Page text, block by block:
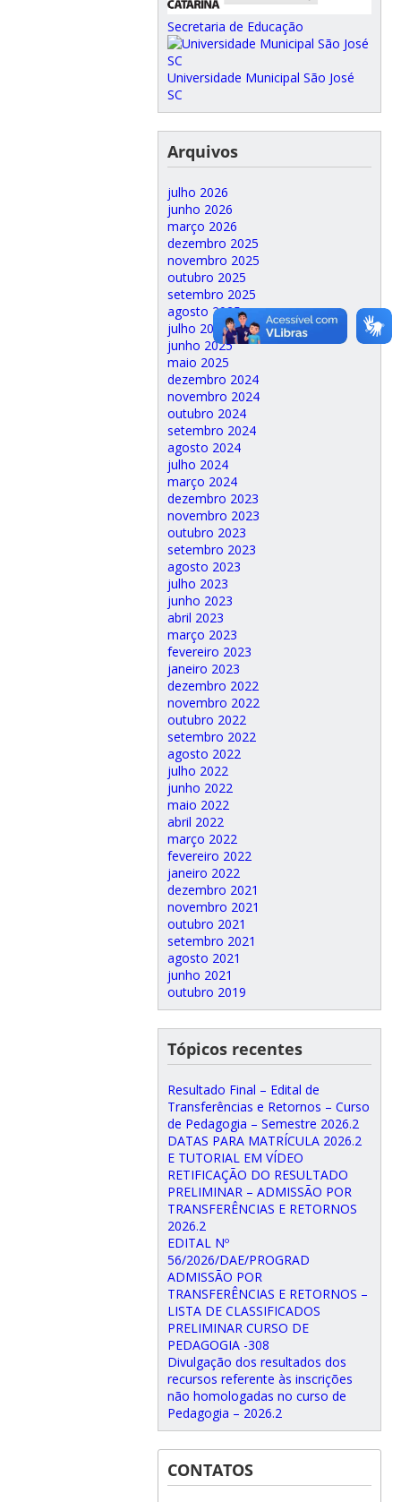
Secretaria de Educação
Universidade Municipal São José
SC
Arquivos
julho 2026
junho 2026
março 2026
dezembro 2025
novembro 2025
outubro 2025
setembro 2025
agosto 2025
julho 2025
junho 2025
maio 2025
dezembro 2024
novembro 2024
outubro 2024
setembro 2024
agosto 2024
julho 2024
março 2024
dezembro 2023
novembro 2023
outubro 2023
setembro 2023
agosto 2023
julho 2023
junho 2023
abril 2023
março 2023
fevereiro 2023
janeiro 2023
dezembro 2022
novembro 2022
outubro 2022
setembro 2022
agosto 2022
julho 2022
junho 2022
maio 2022
abril 2022
março 2022
fevereiro 2022
janeiro 2022
dezembro 2021
novembro 2021
outubro 2021
setembro 2021
agosto 2021
junho 2021
outubro 2019
Tópicos recentes
Resultado Final – Edital de
Transferências e Retornos – Curso
de Pedagogia – Semestre 2026.2
DATAS PARA MATRÍCULA 2026.2
E TUTORIAL EM VÍDEO
RETIFICAÇÃO DO RESULTADO
PRELIMINAR – ADMISSÃO POR
TRANSFERÊNCIAS E RETORNOS
2026.2
EDITAL Nº
56/2026/DAE/PROGRAD
ADMISSÃO POR
TRANSFERÊNCIAS E RETORNOS –
LISTA DE CLASSIFICADOS
PRELIMINAR CURSO DE
PEDAGOGIA -308
Divulgação dos resultados dos
recursos referente às inscrições
não homologadas no curso de
Pedagogia – 2026.2
CONTATOS